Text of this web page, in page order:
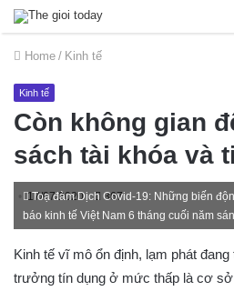
Home / Kinh tế
Kinh tế
Còn không gian
sách tài khóa và
17/07/2020 367
Toạ đàm Dịch Covid-19: Những biến
báo kinh tế Việt Nam 6 tháng cuối năm
Kinh tế vĩ mô ổn định, lạm phát
trưởng tín dụng ở mức thấp là cơ